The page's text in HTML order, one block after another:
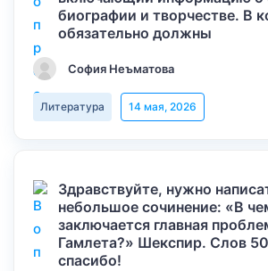
биографии и творчестве. В
обязательно должны
София Неъматова
Литература 14 мая, 2026
Здравствуйте, нужно
небольшое сочинение: «В
заключается главная
Гамлета?» Шекспир. Слов
спасибо!